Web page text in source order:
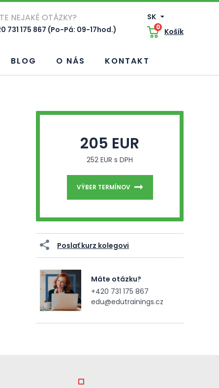
NEJAKÉ OTÁZKY?
731 175 867 (Po-Pá: 09-17hod.)
SK
0 Košík
BLOG O NÁS KONTAKT
205 EUR
252 EUR s DPH
VÝBER TERMÍNOV
Poslať kurz kolegovi
Máte otázku?
+420 731 175 867
edu@edutrainings.cz